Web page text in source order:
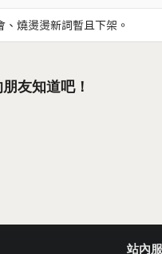
燒燙燙新詞暫且下架。
友知道吧！
站內